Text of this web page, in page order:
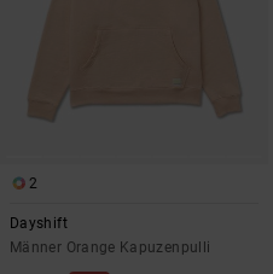
2
Dayshift
Männer Orange Kapuzenpulli